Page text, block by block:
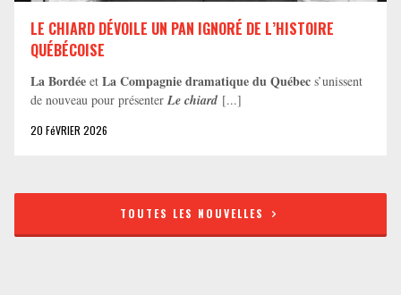
LE CHIARD DÉVOILE UN PAN IGNORÉ DE L’HISTOIRE
QUÉBÉCOISE
La Bordée et La Compagnie dramatique du Québec s’unissent
de nouveau pour présenter Le chiard [...]
20 FéVRIER 2026
TOUTES LES NOUVELLES